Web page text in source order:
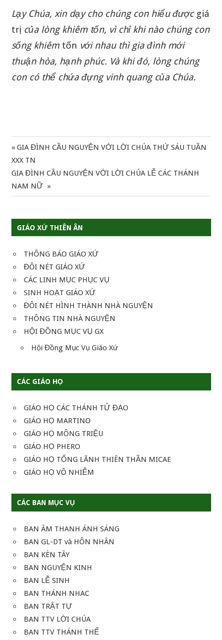
GIÁO XỨ THIÊN ÂN
THÔNG BÁO GIÁO XỨ
ĐÔI NÉT GIÁO XỨ
CÁC LINH MỤC PHỤC VỤ
SINH HOẠT GIÁO XỨ
ĐÔI NÉT HÌNH THÀNH NHÀ NGUYỆN
THÔNG TIN NHÀ NGUYỆN
HỘI ĐỒNG MỤC VỤ GX
Hội Đồng Mục Vụ Giáo Xứ
CÁC GIÁO HỌ
GIÁO HỌ CÁC THÁNH TỬ ĐẠO
GIÁO HỌ MARTINO
GIÁO HỌ MÔNG TRIỆU
GIÁO HỌ PHERO
GIÁO HỌ TỔNG LÃNH THIÊN THẦN MICAE
GIÁO HỌ VÔ NHIỄM
CÁC BAN MỤC VỤ
BAN ÂM THANH ÁNH SÁNG
BAN GL-DT và HÔN NHÂN
BAN KÈN TÂY
BAN NGUYỆN KINH
BAN LỄ SINH
BAN THÁNH NHAC
BAN TRẬT TỰ
BAN TTV LỜI CHÚA
BAN TTV THÁNH THỂ
LạyChúa, xin dạycho chúng con hiểuđược giá
trị của lòngkhiêm tốn, vì chỉkhinào chúng con
sốngkhiêm tốn vớinhau thì giađình mới
thuận hòa, hạnh phúc. Và khiđó, lòng chúng
con có thể chứađựng vinh quang của Chúa.
Điều
hướng
bài
Previous
Post:
GIA ĐÌNH CẦU NGUYỆN VỚI LỜI CHÚA THỨ SÁU TUẦN
XXX TN
Next
Post:
GIA ĐÌNH CẦU NGUYỆN VỚI LỜI CHÚA LỄ CÁC THÁNH
NAM NỮ